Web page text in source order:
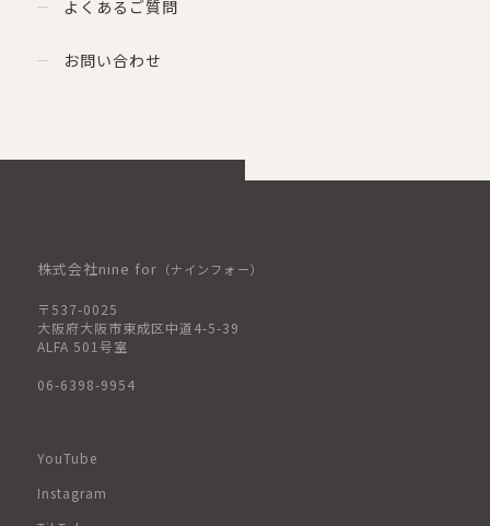
よくあるご質問
お問い合わせ
株式会社nine for （ナインフォー）
〒537-0025
大阪府大阪市東成区中道4-5-39
ALFA 501号室
06-6398-9954
YouTube
Instagram